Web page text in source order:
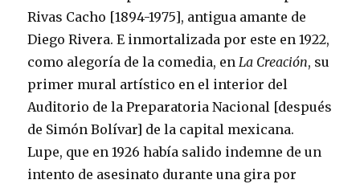
Rivas Cacho [1894-1975], antigua amante de
Diego Rivera. E inmortalizada por este en 1922,
como alegoría de la comedia, enLa Creación, su
primer mural artístico en el interior del
Auditorio de la Preparatoria Nacional [después
de Simón Bolívar] de la capital mexicana.
Lupe, que en 1926 había salido indemne de un
intento de asesinato durante una gira por